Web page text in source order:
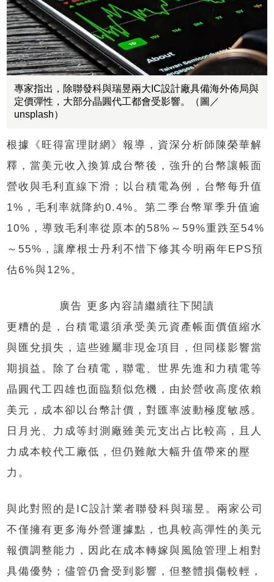
專家指出，除聯發科與瑞昱兩大IC設計廠具備海外佈局與
定價彈性，大部分晶圓代工都會受影響。（圖／
unsplash）
根據《旺得富理財網》報導，資深分析師陳榮華解
釋，當美元收入換算成台幣後，強升的台幣讓帳面
營收與毛利直線下滑；以台積電為例，台幣每升值
1%，毛利率就降約0.4%。第二季台幣單季升值逾
10%，導致毛利率從原本的58%～59%重跌至54%
～55%，讓摩根士丹利不惜下修其今明兩年EPS預
估6%與12%。
廣告 更多內容請繼續往下閱讀
更糟的是，台積電還須承受美元資產帳面價值縮水
與匯兌損失，這些雖屬非現金項目，但同樣影響當
期損益。除了台積電，聯電、世界先進和力積電等
晶圓代工四雄也面臨類似危機，由於營收高度依賴
美元，成本卻以台幣計價，對匯率波動極度敏感。
日月光、力成等封測廠雖美元支出占比較高，且人
力成本較代工廠低，但仍難敵大幅升值帶來的壓
力。
與此對照的是IC設計業者聯發科與瑞昱。兩家公司
不僅擁有更多海外營運據點，也具較高彈性的美元
報價調整能力，因此在成本轉嫁與風險管理上相對
具備優勢；儘管仍會受到影響，但整體損傷較輕，